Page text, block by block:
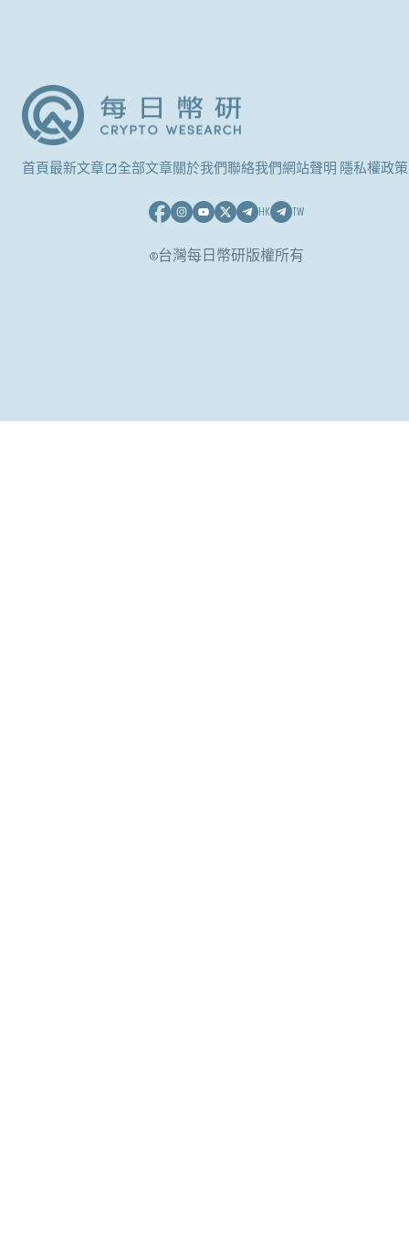
首頁最新文章 全部文章關於我們聯絡我們網站聲明 隱私權政策
HK TW
©台灣每日幣研版權所有